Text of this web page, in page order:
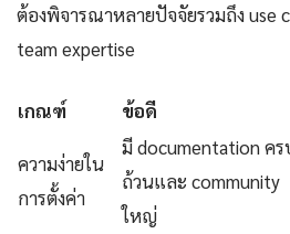
ต้องพิจารณาหลายปัจจัยรวมถึง use
team expertise
เกณฑ์ ข้อดี
ความง่ายใน
การตั้งค่า
มี documentation ค
ถ้วนและ community
ใหญ่